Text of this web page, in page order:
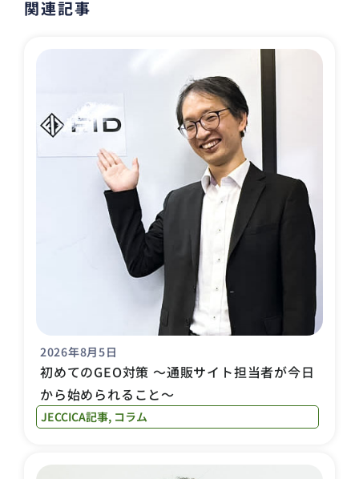
関連記事
2026年8月5日
初めてのGEO対策 〜通販サイト担当者が今日
から始められること〜
JECCICA記事, コラム